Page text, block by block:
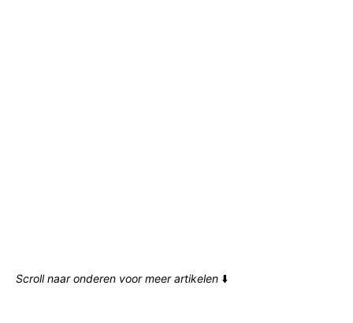
Scroll naar onderen voor meer artikelen ⬇️